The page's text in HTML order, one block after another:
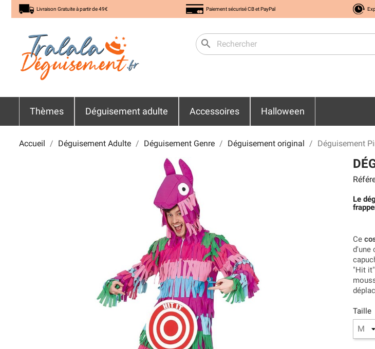
Livraison Gratuite à partir de 49€ Paiement sécurisé CB et PayPal
search
Thèmes Déguisement adulte Accessoires Halloween
Accueil Déguisement Adulte Déguisement Genre Déguisement original Déguisement
Le
Ce
d'une
"Hit
Taille